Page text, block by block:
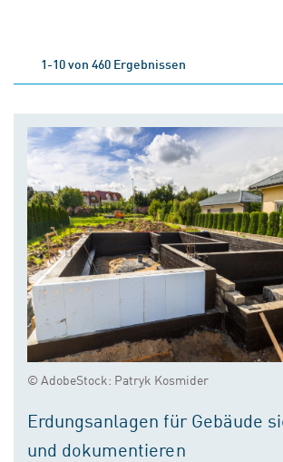
1-10 von 460 Ergebnissen
© AdobeStock: Patryk Kosmider
Erdungsanlagen für Gebäude
und dokumentieren